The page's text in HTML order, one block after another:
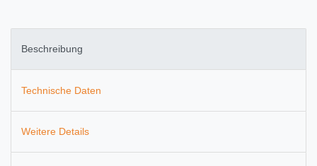
Beschreibung
Technische Daten
Weitere Details